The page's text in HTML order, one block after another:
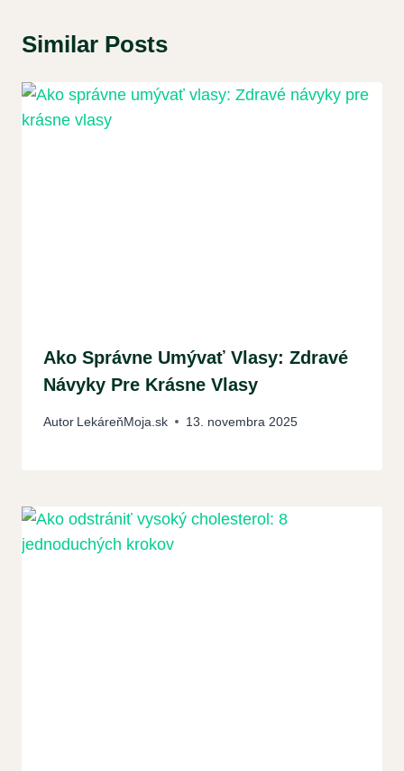
Similar Posts
Ako Správne Umývať Vlasy: Zdravé
Návyky Pre Krásne Vlasy
Autor LekáreňMoja.sk 13. novembra 2025